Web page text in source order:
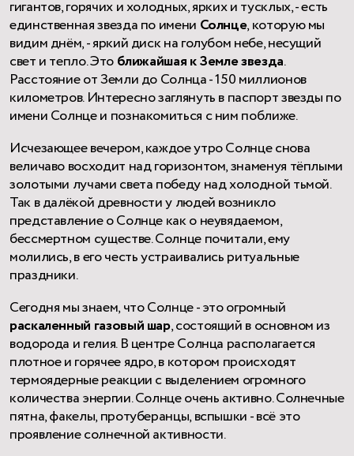
гигантов, горячих и холодных, ярких и тусклых, - есть
единственная звезда по имени Солнце, которую мы
видим днём, - яркий диск на голубом небе, несущий
свет и тепло. Этоближайшая к Земле звезда.
Расстояние от Земли до Солнца - 150 миллионов
километров. Интересно заглянуть в паспорт звезды по
имени Солнце и познакомиться с ним поближе.
Исчезающее вечером, каждое утро Солнце снова
величаво восходит над горизонтом, знаменуя тёплыми
золотыми лучами света победу над холодной тьмой.
Так в далёкой древности у людей возникло
представление о Солнце как о неувядаемом,
бессмертном существе. Солнце почитали, ему
молились, в его честь устраивались ритуальные
праздники.
Сегодня мы знаем, что Солнце - это огромный
раскаленный газовый шар, состоящий в основном из
водорода и гелия. В центре Солнца располагается
плотное и горячее ядро, в котором происходят
термоядерные реакции с выделением огромного
количества энергии. Солнце очень активно. Солнечные
пятна, факелы, протуберанцы, вспышки - всё это
проявление солнечной активности.